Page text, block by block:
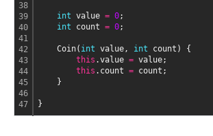
38
39
40
41
42
43
44
45
46
47
int value = 0;
int count = 0;
Coin( int value, int count) {
this .value = value;
this .count = count;
}
}